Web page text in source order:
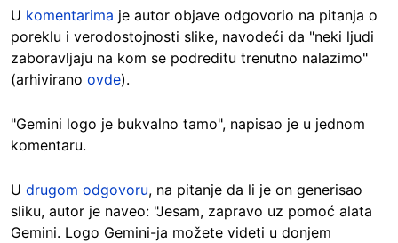
U komentarima je autor objave odgovorio na pitanja o
poreklu i verodostojnosti slike, navodeći da "neki ljudi
zaboravljaju na kom se podreditu trenutno nalazimo"
(arhivirano ovde).
"Gemini logo je bukvalno tamo", napisao je u jednom
komentaru.
U drugom odgovoru, na pitanje da li je on generisao
sliku, autor je naveo: "Jesam, zapravo uz pomoć alata
Gemini. Logo Gemini-ja možete videti u donjem